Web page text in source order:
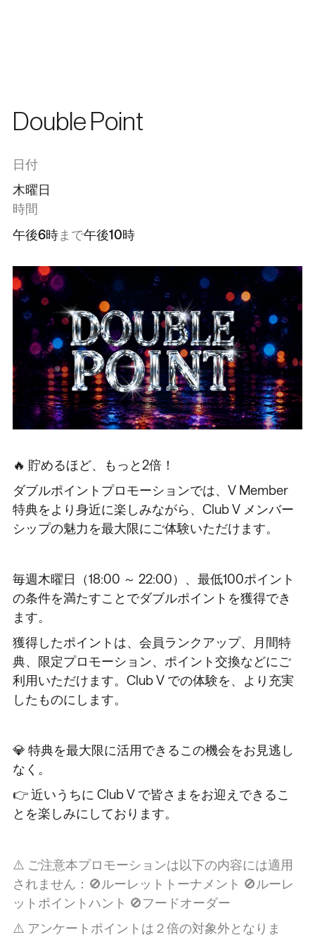
Double Point
🔥 貯めるほど、もっと2倍！
ダブルポイントプロモーションでは、V Member
特典をより身近に楽しみながら、Club V メンバー
シップの魅力を最大限にご体験いただけます。
毎週木曜日（18:00 ～ 22:00）、最低100ポイント
の条件を満たすことでダブルポイントを獲得でき
ます。
獲得したポイントは、会員ランクアップ、月間特
典、限定プロモーション、ポイント交換などにご
利用いただけます。Club V での体験を、より充実
したものにします。
💎 特典を最大限に活用できるこの機会をお見逃し
なく。
👉 近いうちに Club V で皆さまをお迎えできるこ
とを楽しみにしております。
⚠️ ご注意本プロモーションは以下の内容には適用
されません：🚫ルーレットトーナメント 🚫ルーレ
ットポイントハント 🚫フードオーダー
⚠️ アンケートポイントは２倍の対象外となりま
日付
木曜日
時間
午後6時まで午後10時